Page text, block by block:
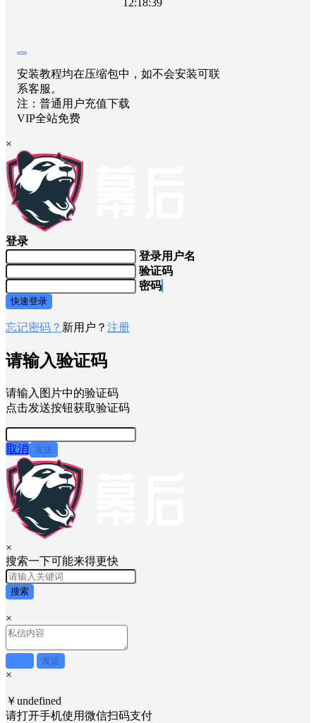
12:18:39
安装教程均在压缩包中，如不会安装可联
系客服。
注：普通用户充值下载
VIP全站免费
×
登录
登录用户名
验证码
密码
快速登录
忘记密码？ 新用户？ 注册
请输入验证码
请输入图片中的验证码
点击发送按钮获取验证码
取消 发送
×
搜索一下可能来得更快
搜索
×
发送
×
￥undefined
请打开手机使用微信扫码支付